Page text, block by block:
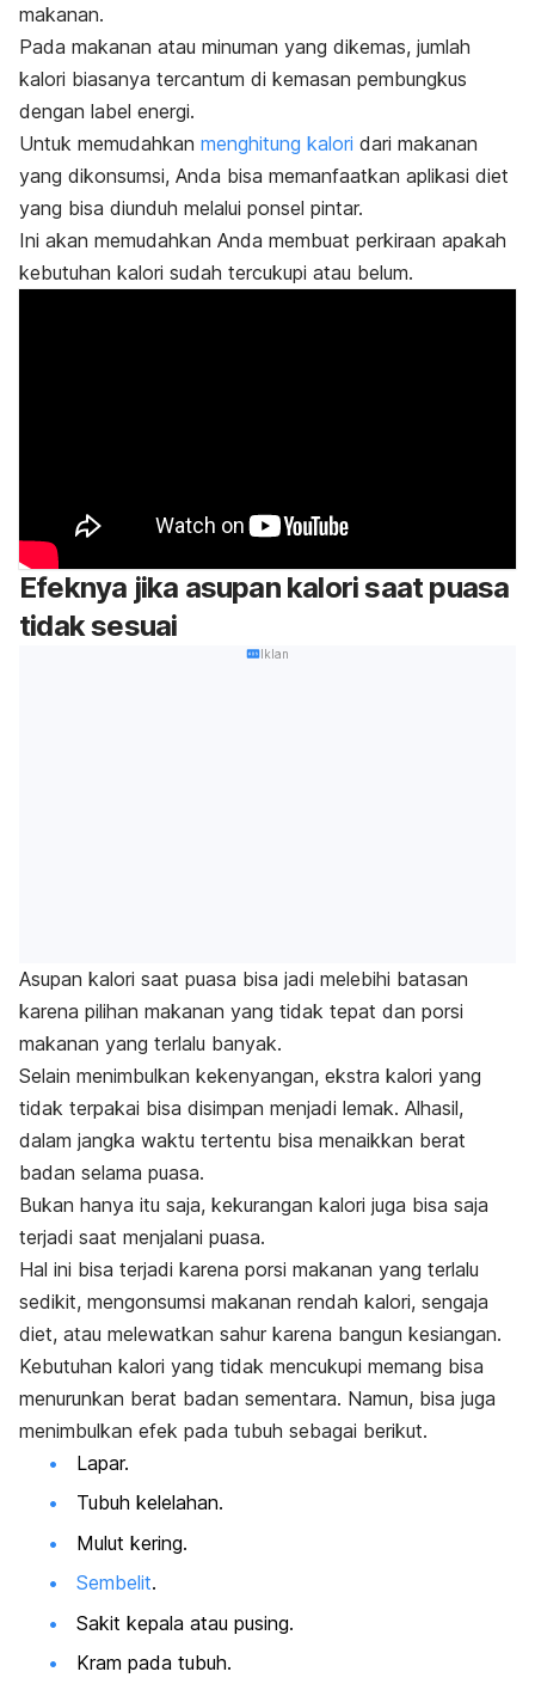
makanan.
Pada makanan atau minuman yang dikemas, jumlah
kalori biasanya tercantum di kemasan pembungkus
dengan label energi.
Untuk memudahkan menghitung kalori dari makanan
yang dikonsumsi, Anda bisa memanfaatkan aplikasi diet
yang bisa diunduh melalui ponsel pintar.
Ini akan memudahkan Anda membuat perkiraan apakah
kebutuhan kalori sudah tercukupi atau belum.
Efeknya jika asupan kalori saat puasa
tidak sesuai
Iklan
Asupan kalori saat puasa bisa jadi melebihi batasan
karena pilihan makanan yang tidak tepat dan porsi
makanan yang terlalu banyak.
Selain menimbulkan kekenyangan, ekstra kalori yang
tidak terpakai bisa disimpan menjadi lemak. Alhasil,
dalam jangka waktu tertentu bisa menaikkan berat
badan selama puasa.
Bukan hanya itu saja, kekurangan kalori juga bisa saja
terjadi saat menjalani puasa.
Hal ini bisa terjadi karena porsi makanan yang terlalu
sedikit, mengonsumsi makanan rendah kalori, sengaja
diet, atau melewatkan sahur karena bangun kesiangan.
Kebutuhan kalori yang tidak mencukupi memang bisa
menurunkan berat badan sementara. Namun, bisa juga
menimbulkan efek pada tubuh sebagai berikut.
Lapar.
Tubuh kelelahan.
Mulut kering.
Sembelit.
Sakit kepala atau pusing.
Kram pada tubuh.